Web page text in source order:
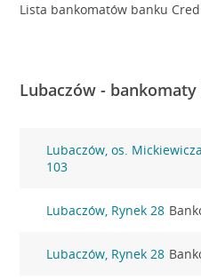
Lista bankomatów banku
Lubaczów -
Lubaczów, os. Mickiewicza
103
Lubaczów, Rynek 28
Lubaczów, Rynek 28